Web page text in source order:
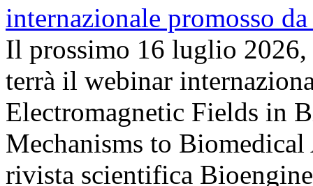
Il prossimo 16 luglio
terrà il webinar
Electromagnetic Fields in
Mechanisms to
rivista scientifica